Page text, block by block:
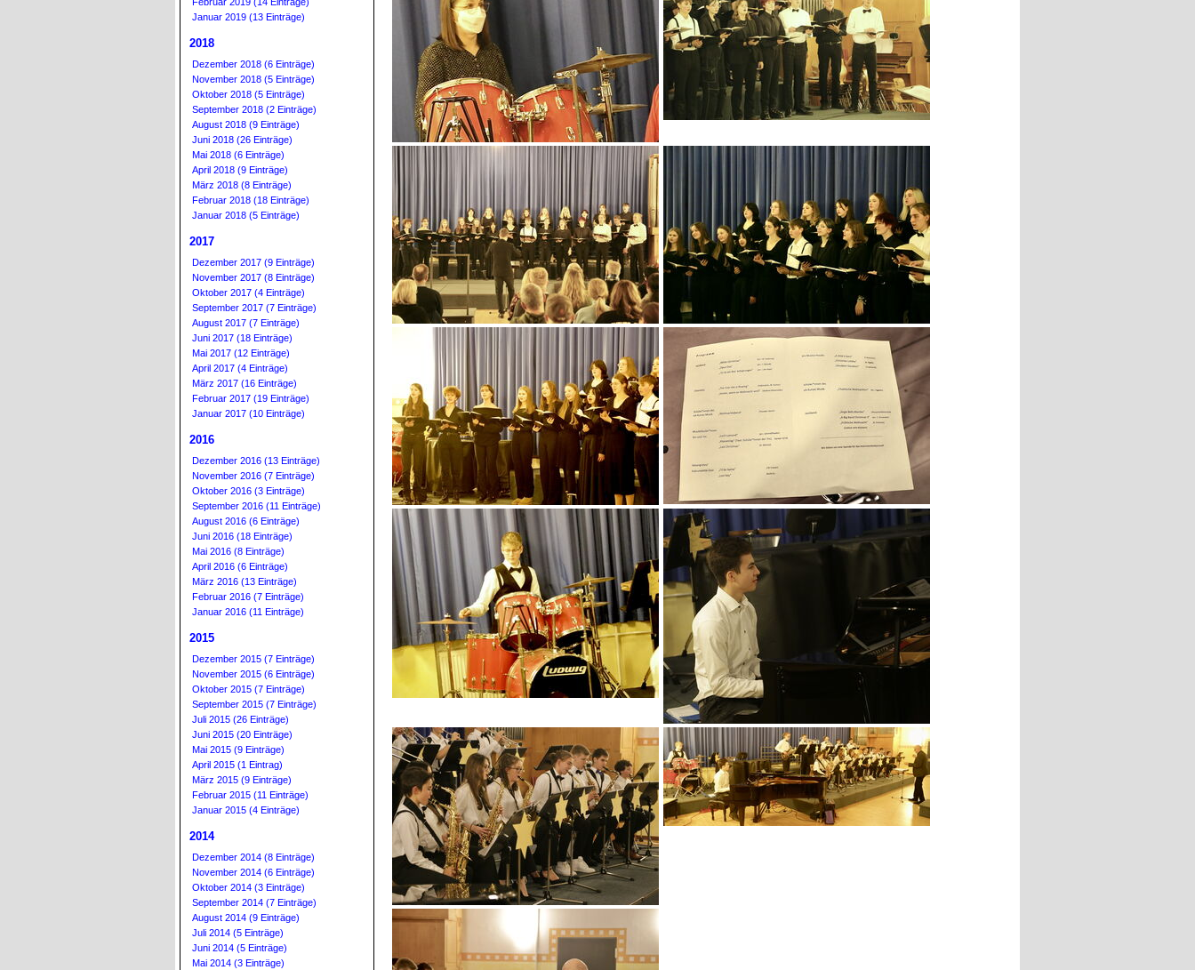
Januar 2019 (13 Einträge)
2018
Dezember 2018 (6 Einträge)
November 2018 (5 Einträge)
Oktober 2018 (5 Einträge)
September 2018 (2 Einträge)
August 2018 (9 Einträge)
Juni 2018 (26 Einträge)
Mai 2018 (6 Einträge)
April 2018 (9 Einträge)
März 2018 (8 Einträge)
Februar 2018 (18 Einträge)
Januar 2018 (5 Einträge)
2017
Dezember 2017 (9 Einträge)
November 2017 (8 Einträge)
Oktober 2017 (4 Einträge)
September 2017 (7 Einträge)
August 2017 (7 Einträge)
Juni 2017 (18 Einträge)
Mai 2017 (12 Einträge)
April 2017 (4 Einträge)
März 2017 (16 Einträge)
Februar 2017 (19 Einträge)
Januar 2017 (10 Einträge)
2016
Dezember 2016 (13 Einträge)
November 2016 (7 Einträge)
Oktober 2016 (3 Einträge)
September 2016 (11 Einträge)
August 2016 (6 Einträge)
Juni 2016 (18 Einträge)
Mai 2016 (8 Einträge)
April 2016 (6 Einträge)
März 2016 (13 Einträge)
Februar 2016 (7 Einträge)
Januar 2016 (11 Einträge)
2015
Dezember 2015 (7 Einträge)
November 2015 (6 Einträge)
Oktober 2015 (7 Einträge)
September 2015 (7 Einträge)
Juli 2015 (26 Einträge)
Juni 2015 (20 Einträge)
Mai 2015 (9 Einträge)
April 2015 (1 Eintrag)
März 2015 (9 Einträge)
Februar 2015 (11 Einträge)
Januar 2015 (4 Einträge)
2014
Dezember 2014 (8 Einträge)
November 2014 (6 Einträge)
Oktober 2014 (3 Einträge)
September 2014 (7 Einträge)
August 2014 (9 Einträge)
Juli 2014 (5 Einträge)
Juni 2014 (5 Einträge)
Mai 2014 (3 Einträge)